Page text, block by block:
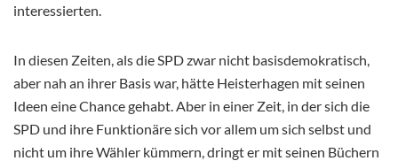
interessierten.
In diesen Zeiten, als die SPD zwar nicht basisdemokratisch,
aber nah an ihrer Basis war, hätte Heisterhagen mit seinen
Ideen eine Chance gehabt. Aber in einer Zeit, in der sich die
SPD und ihre Funktionäre sich vor allem um sich selbst und
nicht um ihre Wähler kümmern, dringt er mit seinen Büchern